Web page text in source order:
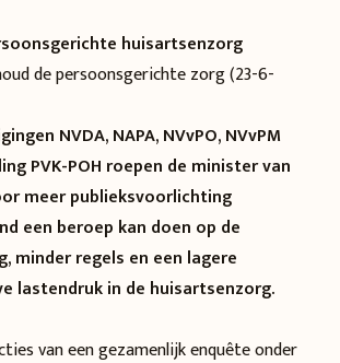
huisartsenzorg
de persoonsgerichte zorg(23-6-
NVDA, NAPA, NVvPO, NVvPM
PVK-POH roepen de minister van
meer publieksvoorlichting
een beroep kan doen op de
minder regels en een lagere
lastendruk in de huisartsenzorg.
van een gezamenlijk enquête onder